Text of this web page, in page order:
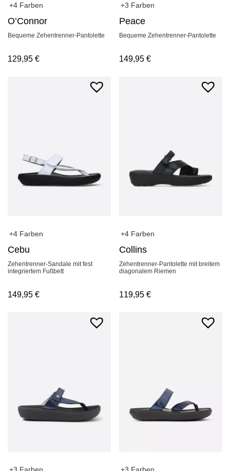
+4 Farben
O’Connor
Bequeme Zehentrenner-Pantolette
129,95 €
+3 Farben
Peace
Bequeme Zehentrenner-Pantolette
149,95€
+4 Farben
Cebu
Zehentrenner-Sandale mit fest
integriertem Fußbett
149,95 €
+4 Farben
Collins
Zehentrenner-Pantolette mit breitem
diagonalem Riemen
119,95€